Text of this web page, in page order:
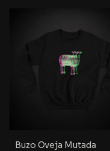
Buzo Oveja Mutada